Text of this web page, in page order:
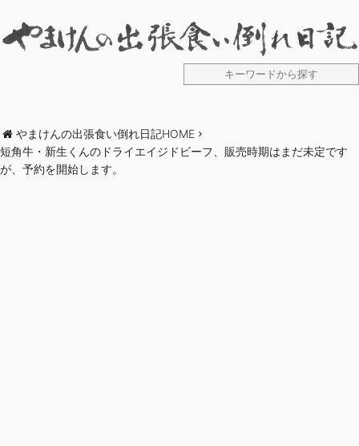
やまけんの出張食い倒れ日記HOME
短角牛・新生くんのドライエイジドビーフ、販売時期はまだ未定です
が、予約を開始します。